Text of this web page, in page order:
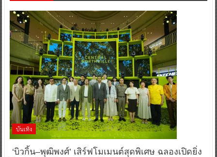
บันเทิง
‘บิวกิ้น–พุฒิพงศ์’ เสิร์ฟโมเมนต์สุดพิเศษ ฉลองเปิดยิ่ง